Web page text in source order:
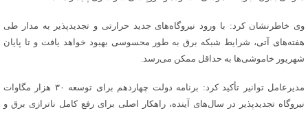
وی خاطرنشان کرد: با ورود نیروگاه‌های جدید حرارتی و تجدیدپذیر به مدار طی
هفته‌های آتی، شرایط شبکه برق به طور محسوسی بهبود خواهد یافت و تا پایان
شهریور خاموشی‌ها به حداقل ممکن می‌رسد.
مدیرعامل توانیر تأکید کرد: برنامه دولت چهاردهم برای توسعه ۳۰ هزار مگاوات
نیروگاه تجدیدپذیر در سال‌های آینده، راهکار اصلی برای رفع کامل ناترازی برق و